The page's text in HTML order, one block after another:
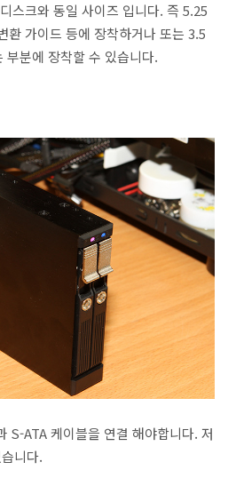
스크와 동일 사이즈 입니다. 즉 5.25
가이드 등에 장착하거나 또는 3.5
부분에 장착할 수 있습니다.
S-ATA 케이블을 연결 해야합니다. 저
니다.